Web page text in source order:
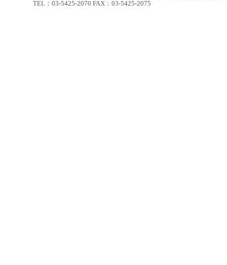
TEL：03-5425-2070 FAX：03-5425-2075